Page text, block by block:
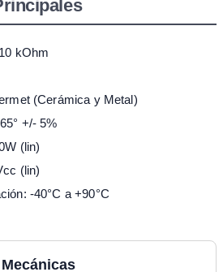
kOhm
(Cerámica y Metal)
+/- 5%
(lin)
(lin)
-40°C a +90°C